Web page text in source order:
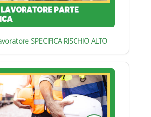
SPECIFICA RISCHIO ALTO